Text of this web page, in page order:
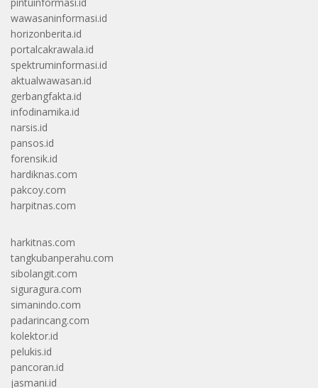
wawasaninformasi.id
horizonberita.id
portalcakrawala.id
spektruminformasi.id
aktualwawasan.id
gerbangfakta.id
infodinamika.id
narsis.id
pansos.id
forensik.id
hardiknas.com
pakcoy.com
harpitnas.com
harkitnas.com
tangkubanperahu.com
sibolangit.com
siguragura.com
simanindo.com
padarincang.com
kolektor.id
pelukis.id
pancoran.id
jasmani.id